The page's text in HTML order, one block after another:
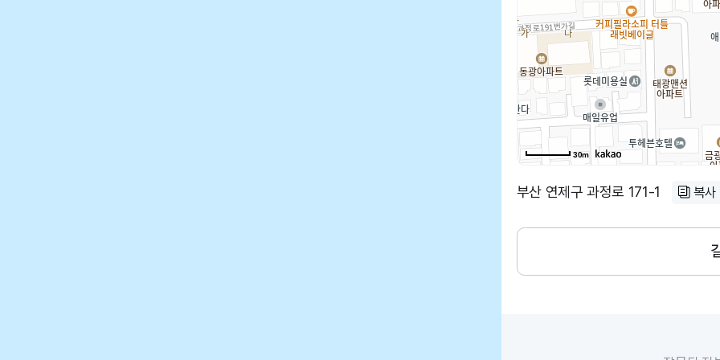
30m
부산 연제구 과정로 171-1 복사